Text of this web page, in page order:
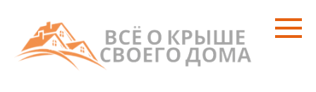
контенту